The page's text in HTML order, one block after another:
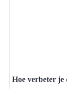
Hoe verbeter je